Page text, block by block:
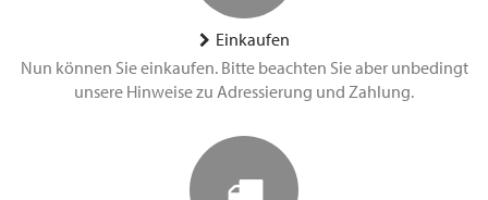
Einkaufen
Nun können Sie einkaufen. Bitte beachten Sie aber unbedingt
unsere Hinweise zu Adressierung und Zahlung.